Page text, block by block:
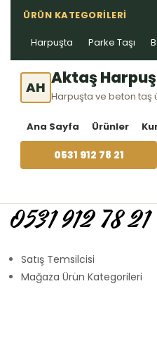
ÜRÜN KATEGORILERI
Harpuşta Parke Taşı
AH Aktaş
Harpuşta ve beton taş
Ana Sayfa Ürünler
0531 912 78 21
0531 912 78 21
Satış Temsilcisi
Mağaza Ürün Kategorileri